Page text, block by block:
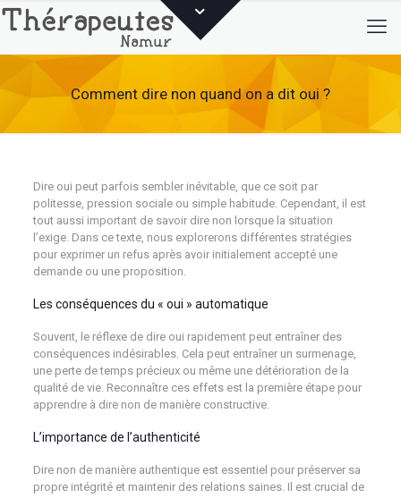
Comment dire non quand on a dit oui ?
Dire oui peut parfois sembler inévitable, que ce soit par
politesse, pression sociale ou simple habitude. Cependant, il est
tout aussi important de savoir dire non lorsque la situation
l’exige. Dans ce texte, nous explorerons différentes stratégies
pour exprimer un refus après avoir initialement accepté une
demande ou une proposition.
Les conséquences du « oui » automatique
Souvent, le réflexe de dire oui rapidement peut entraîner des
conséquences indésirables. Cela peut entraîner un surmenage,
une perte de temps précieux ou même une détérioration de la
qualité de vie. Reconnaître ces effets est la première étape pour
apprendre à dire non de manière constructive.
L’importance de l’authenticité
Dire non de manière authentique est essentiel pour préserver sa
propre intégrité et maintenir des relations saines. Il est crucial de